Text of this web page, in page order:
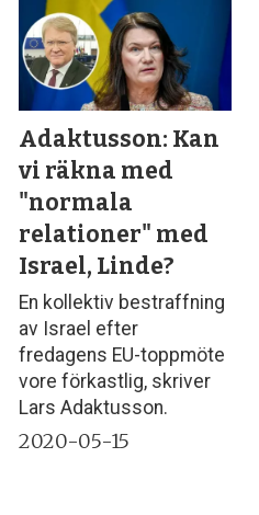
Adaktusson: Kan
vi räkna med
"normala
relationer" med
Israel, Linde?
En kollektiv bestraffning
av Israel efter
fredagens EU-toppmöte
vore förkastlig, skriver
Lars Adaktusson.
2020-05-15